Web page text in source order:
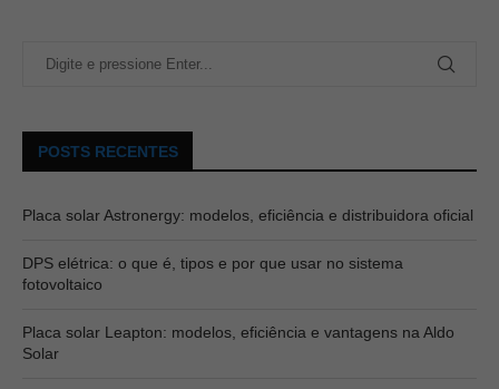
POSTS RECENTES
Placa solar Astronergy: modelos, eficiência e distribuidora oficial
DPS elétrica: o que é, tipos e por que usar no sistema
fotovoltaico
Placa solar Leapton: modelos, eficiência e vantagens na Aldo
Solar